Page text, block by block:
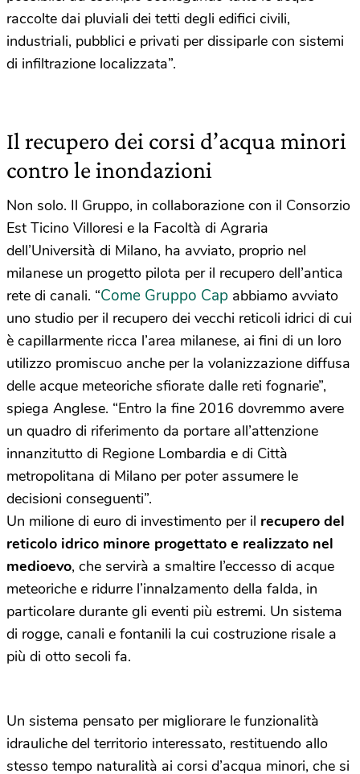
raccolte dai pluviali dei tetti degli edifici civili,
industriali, pubblici e privati per dissiparle con sistemi
di infiltrazione localizzata”.
Il recupero dei corsi d’acqua minori
contro le inondazioni
Non solo. Il Gruppo, in collaborazione con il Consorzio
Est Ticino Villoresi e la Facoltà di Agraria
dell’Università di Milano, ha avviato, proprio nel
milanese un progetto pilota per il recupero dell’antica
rete di canali. “Come Gruppo Cap abbiamo avviato
uno studio per il recupero dei vecchi reticoli idrici di cui
è capillarmente ricca l’area milanese, ai fini di un loro
utilizzo promiscuo anche per la volanizzazione diffusa
delle acque meteoriche sfiorate dalle reti fognarie”,
spiega Anglese. “Entro la fine 2016 dovremmo avere
un quadro di riferimento da portare all’attenzione
innanzitutto di Regione Lombardia e di Città
metropolitana di Milano per poter assumere le
decisioni conseguenti”.
Un milione di euro di investimento per il recupero del
reticolo idrico minore progettato e realizzato nel
medioevo, che servirà a smaltire l’eccesso di acque
meteoriche e ridurre l’innalzamento della falda, in
particolare durante gli eventi più estremi. Un sistema
di rogge, canali e fontanili la cui costruzione risale a
più di otto secoli fa.
Un sistema pensato per migliorare le funzionalità
idrauliche del territorio interessato, restituendo allo
stesso tempo naturalità ai corsi d’acqua minori, che si